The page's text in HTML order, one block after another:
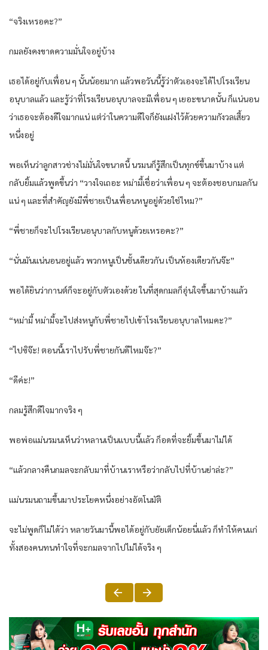
“จริงเหรอคะ?”
กมลยังคงขาดความมั่นใจอยู่บ้าง
เธอได้อยู่กับเพื่อน ๆ นั้นน้อยมาก แล้วพอวันนี้รู้ว่าตัวเองจะได้ไปโรงเรียน
อนุบาลแล้ว และรู้ว่าที่โรงเรียนอนุบาลจะมีเพื่อน ๆ เยอะขนาดนั้น ก็แน่นอน
ว่าเธอจะต้องดีใจมากแน่ แต่ว่าในความดีใจก็ยังแฝงไว้ด้วยความกังวลเสี้ยว
หนึ่งอยู่
พอเห็นว่าลูกสาวช่างไม่มั่นใจขนาดนี้ นรมนก็รู้สึกเป็นทุกข์ขึ้นมาบ้าง แต่
กลับยิ้มแล้วพูดขึ้นว่า “วางใจเถอะ หม่ามี้เชื่อว่าเพื่อน ๆ จะต้องชอบกมลกัน
แน่ ๆ และที่สำคัญยังมีพี่ชายเป็นเพื่อนหนูอยู่ด้วยใช่ไหม?”
“พี่ชายก็จะไปโรงเรียนอนุบาลกับหนูด้วยเหรอคะ?”
“นั่นมันแน่นอนอยู่แล้ว พวกหนูเป็นชั้นเดียวกัน เป็นห้องเดียวกันจ๊ะ”
พอได้ยินว่ากานต์ก็จะอยู่กับตัวเองด้วย ในที่สุดกมลก็อุ่นใจขึ้นมาบ้างแล้ว
“หม่ามี้ หม่ามี้จะไปส่งหนูกับพี่ชายไปเข้าโรงเรียนอนุบาลไหมคะ?”
“ไปซิจ๊ะ! ตอนนี้เราไปรับพี่ชายกันดีไหมจ๊ะ?”
“ดีค่ะ!”
กลมรู้สึกดีใจมากจริง ๆ
พอพ่อแม่นรมนเห็นว่าหลานเป็นแบบนี้แล้ว ก็อดที่จะยิ้มขึ้นมาไม่ได้
“แล้วกลางคืนกมลจะกลับมาที่บ้านเราหรือว่ากลับไปที่บ้านย่าล่ะ?”
แม่นรมนถามขึ้นมาประโยคหนึ่งอย่างอัตโนมัติ
จะไม่พูดก็ไม่ได้ว่า หลายวันมานี้พอได้อยู่กับยัยเด็กน้อยนี่แล้ว ก็ทำให้คนแก่
ทั้งสองคนทนทำใจที่จะกมลจากไปไม่ได้จริง ๆ